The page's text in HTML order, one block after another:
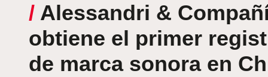
/ Alessandri &
obtiene el primer
de marca sonora en